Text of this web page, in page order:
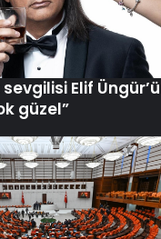
sevgilisi Elif Üngür’ü
güzel”